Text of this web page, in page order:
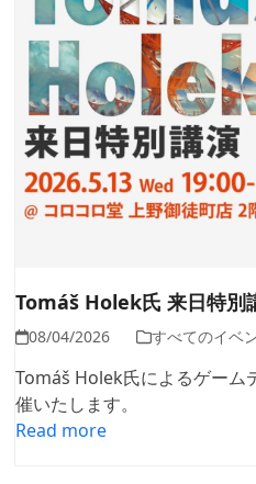
Tomáš Holek氏 来日特別
08/04/2026 すべてのイベ
Tomáš Holek氏によるゲーム
催いたします。
Read more